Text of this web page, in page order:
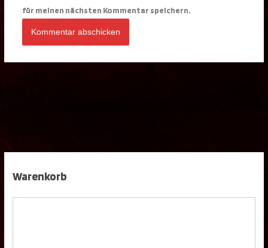
für meinen nächsten Kommentar speichern.
Warenkorb